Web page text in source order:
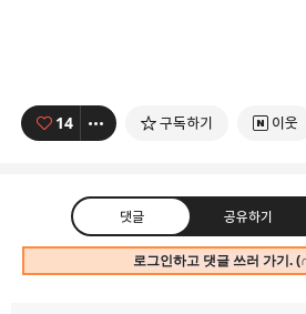
14 구독하기 이웃
댓글 공유하기
로그인하고 댓글 쓰러 가기.